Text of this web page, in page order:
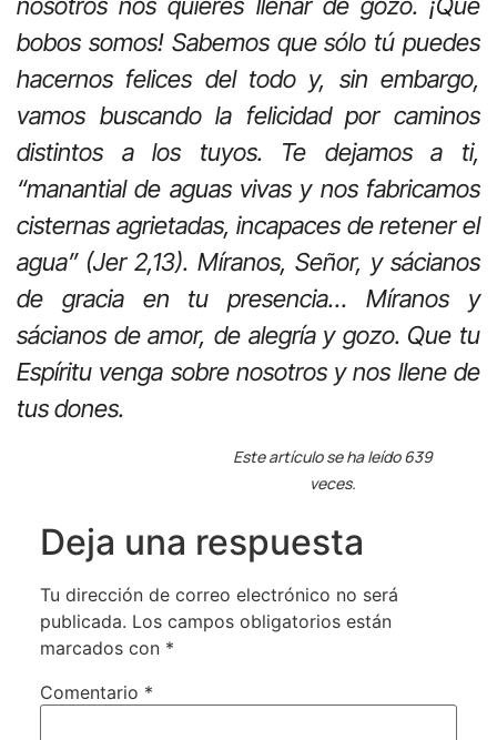
bobos somos! Sabemos que sólo tú puedes
hacernos felices del todo y, sin embargo,
vamos buscando la felicidad por caminos
distintos a los tuyos. Te dejamos a ti,
“manantial de aguas vivas y nos fabricamos
cisternas agrietadas, incapaces de retener el
agua” (Jer 2,13). Míranos, Señor, y sácianos
de gracia en tu presencia… Míranos y
sácianos de amor, de alegría y gozo. Que tu
Espíritu venga sobre nosotros y nos llene de
tus dones.
Este artículo se ha leído 639
veces.
Deja una respuesta
Tu dirección de correo electrónico no será
publicada. Los campos obligatorios están
marcados con *
Comentario *